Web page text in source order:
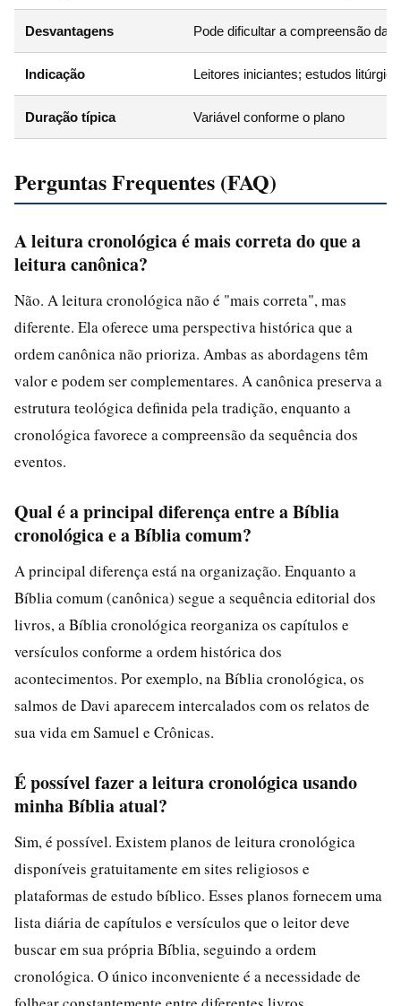
Desvantagens Pode dificultar a compreensão da
Indicação Leitores iniciantes; estudos
Duração típica Variável conforme o plano
Perguntas Frequentes (FAQ)
A leitura cronológica é mais correta do que a
leitura canônica?
Não. A leitura cronológica não é "mais correta", mas
diferente. Ela oferece uma perspectiva histórica que a
ordem canônica não prioriza. Ambas as abordagens têm
valor e podem ser complementares. A canônica preserva a
estrutura teológica definida pela tradição, enquanto a
cronológica favorece a compreensão da sequência dos
eventos.
Qual é a principal diferença entre a Bíblia
cronológica e a Bíblia comum?
A principal diferença está na organização. Enquanto a
Bíblia comum (canônica) segue a sequência editorial dos
livros, a Bíblia cronológica reorganiza os capítulos e
versículos conforme a ordem histórica dos
acontecimentos. Por exemplo, na Bíblia cronológica, os
salmos de Davi aparecem intercalados com os relatos de
sua vida em Samuel e Crônicas.
É possível fazer a leitura cronológica usando
minha Bíblia atual?
Sim, é possível. Existem planos de leitura cronológica
disponíveis gratuitamente em sites religiosos e
plataformas de estudo bíblico. Esses planos fornecem uma
lista diária de capítulos e versículos que o leitor deve
buscar em sua própria Bíblia, seguindo a ordem
cronológica. O único inconveniente é a necessidade de